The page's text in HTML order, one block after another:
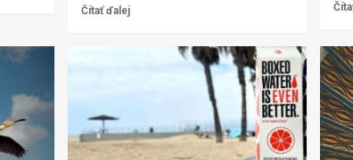
Čítať ďalej